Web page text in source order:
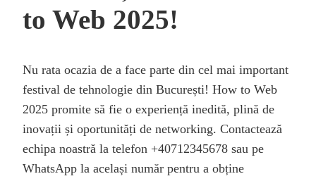
to Web 2025!
Nu rata ocazia de a face parte din cel mai important
festival de tehnologie din București! How to Web
2025 promite să fie o experiență inedită, plină de
inovații și oportunități de networking. Contactează
echipa noastră la telefon +40712345678 sau pe
WhatsApp la același număr pentru a obține